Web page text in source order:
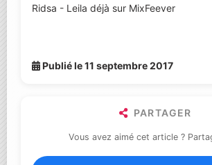
Ridsa - Leila déjà sur MixFeever
Publié le 11 septembre 2017
PARTAGER
Vous avez aimé cet article ?